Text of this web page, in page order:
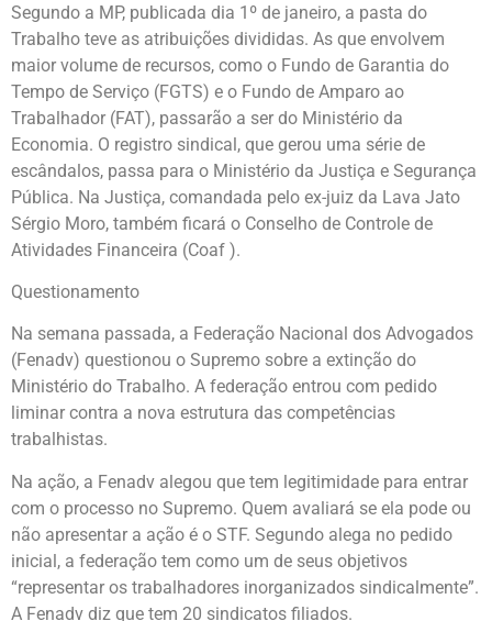
Segundo a MP, publicada dia 1º de janeiro, a pasta do
Trabalho teve as atribuições divididas. As que envolvem
maior volume de recursos, como o Fundo de Garantia do
Tempo de Serviço (FGTS) e o Fundo de Amparo ao
Trabalhador (FAT), passarão a ser do Ministério da
Economia. O registro sindical, que gerou uma série de
escândalos, passa para o Ministério da Justiça e Segurança
Pública. Na Justiça, comandada pelo ex-juiz da Lava Jato
Sérgio Moro, também ficará o Conselho de Controle de
Atividades Financeira (Coaf ).
Questionamento
Na semana passada, a Federação Nacional dos Advogados
(Fenadv) questionou o Supremo sobre a extinção do
Ministério do Trabalho. A federação entrou com pedido
liminar contra a nova estrutura das competências
trabalhistas.
Na ação, a Fenadv alegou que tem legitimidade para entrar
com o processo no Supremo. Quem avaliará se ela pode ou
não apresentar a ação é o STF. Segundo alega no pedido
inicial, a federação tem como um de seus objetivos
“representar os trabalhadores inorganizados sindicalmente”.
A Fenadv diz que tem 20 sindicatos filiados.